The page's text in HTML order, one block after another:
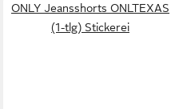
ONLY Jeansshorts ONLTEXAS
(1-tlg) Stickerei